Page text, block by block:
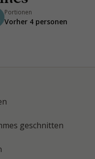
Portionen
Vorher 4 personen
geschnitten